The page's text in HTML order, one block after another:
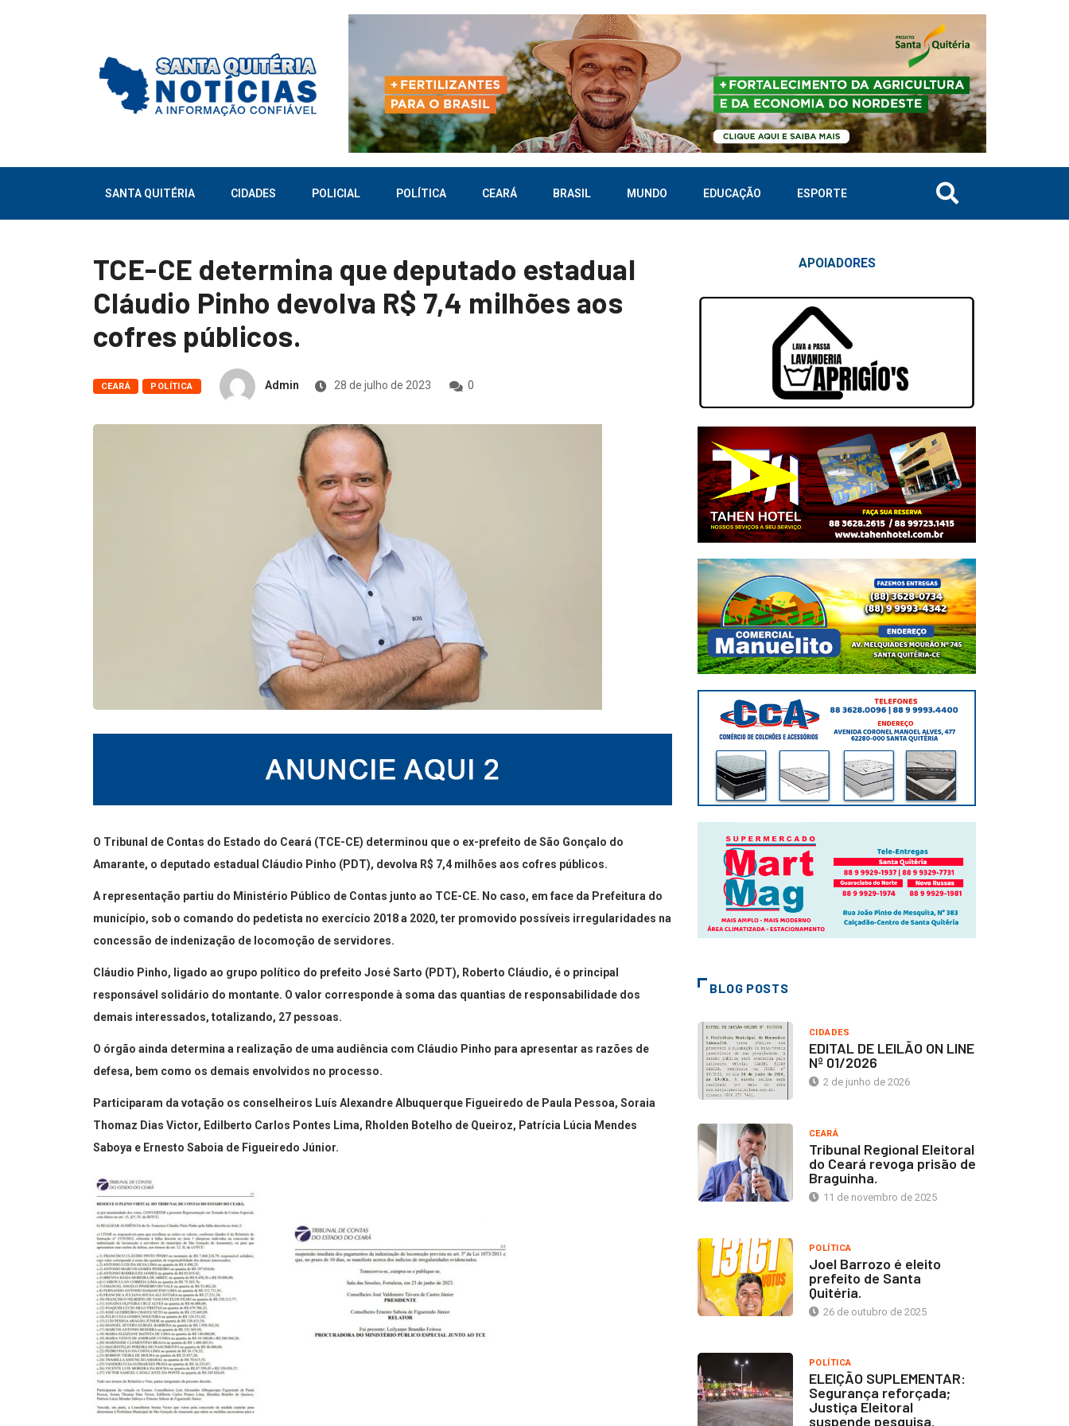
SANTA QUITÉRIA CIDADES POLICIAL POLÍTICA CEARÁ BRASIL MUNDO EDUCAÇÃO ESPORTE
TCE-CE determina que deputado estadual
Cláudio Pinho devolva R$ 7,4 milhões aos
cofres públicos.
CEARÁ POLÍTICA Admin 28 de julho de 2023 0
O Tribunal de Contas do Estado do Ceará (TCE-CE) determinou que o ex-prefeito de São Gonçalo do
Amarante, o deputado estadual Cláudio Pinho (PDT), devolva R$ 7,4 milhões aos cofres públicos.
A representação partiu do Ministério Público de Contas junto ao TCE-CE. No caso, em face da Prefeitura do
município, sob o comando do pedetista no exercício 2018 a 2020, ter promovido possíveis irregularidades na
concessão de indenização de locomoção de servidores.
Cláudio Pinho, ligado ao grupo político do prefeito José Sarto (PDT), Roberto Cláudio, é o principal
responsável solidário do montante. O valor corresponde à soma das quantias de responsabilidade dos
demais interessados, totalizando, 27 pessoas.
O órgão ainda determina a realização de uma audiência com Cláudio Pinho para apresentar as razões de
defesa, bem como os demais envolvidos no processo.
Participaram da votação os conselheiros Luís Alexandre Albuquerque Figueiredo de Paula Pessoa, Soraia
Thomaz Dias Victor, Edilberto Carlos Pontes Lima, Rholden Botelho de Queiroz, Patrícia Lúcia Mendes
Saboya e Ernesto Saboia de Figueiredo Júnior.
APOIADORES
BLOG POSTS
CIDADES
EDITAL DE LEILÃO ON LINE
Nº 01/2026
2 de junho de 2026
CEARÁ
Tribunal Regional Eleitoral
do Ceará revoga prisão de
Braguinha.
11 de novembro de 2025
POLÍTICA
Joel Barrozo é eleito
prefeito de Santa
Quitéria.
26 de outubro de 2025
POLÍTICA
ELEIÇÃO SUPLEMENTAR:
Segurança reforçada;
Justiça Eleitoral
suspende pesquisa.